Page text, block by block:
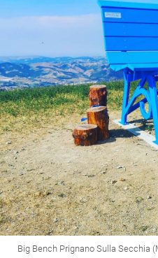
Big Bench Prignano Sulla Secchia